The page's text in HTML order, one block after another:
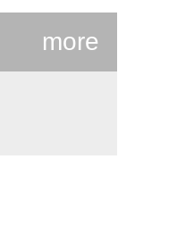
more